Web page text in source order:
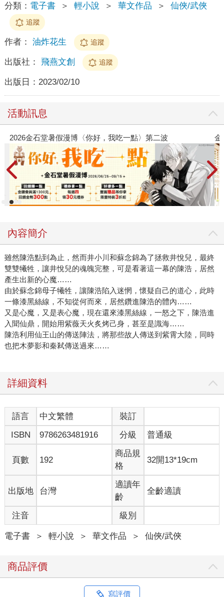
分類： 電子書 ＞ 輕小說 ＞ 華文作品 ＞ 仙俠/武俠
追蹤
作者： 油炸花生 追蹤
出版社： 飛燕文創 追蹤
出版日： 2023/02/10
活動訊息
2026金石堂暑假漫博〈你好，我吃一點〉第二波 金
內容簡介
雖然陳浩點到為止，然而井小川和蘇念錦為了拯救井悅兒，最終
雙雙犧牲，讓井悅兒的魂魄完整，可是看著這一幕的陳浩，居然
產生出新的心魔……
由於蘇念錦母子犧牲，讓陳浩陷入迷惘，懷疑自己的道心，此時
一條漆黑絲線，不知從何而來，居然鑽進陳浩的體內……
又是心魔，又是表心魔，現在還來漆黑絲線，一怒之下，陳浩進
入聞仙鼎，開始用紫薇天火炙烤己身，甚至是識海……
陳浩利用仙王山的傳送陣法，將那些故人傳送到紫霄大陸，同時
也把木夢影和秦弒傳送過來……
詳細資料
語言 中文繁體
裝訂
ISBN
9786263481916 分級 普通級
頁數 192
商品規
格
32開13*19cm
出版地 台灣
適讀年
齡
全齡適讀
注音 級別
電子書 ＞ 輕小說 ＞ 華文作品 ＞ 仙俠/武俠
商品評價
寫評價